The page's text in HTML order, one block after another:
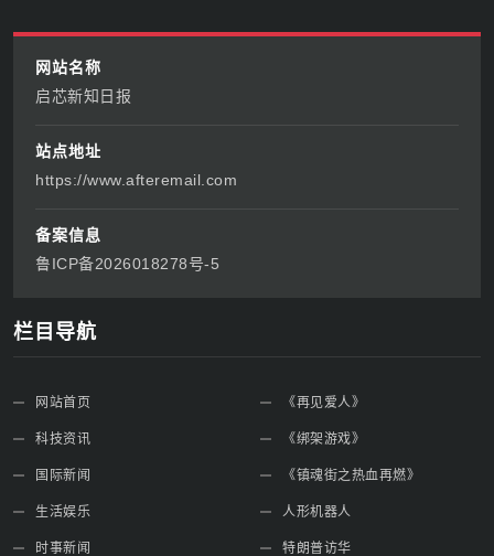
网站名称
启芯新知日报
站点地址
https://www.afteremail.com
备案信息
鲁ICP备2026018278号-5
栏目导航
网站首页
科技资讯
国际新闻
生活娱乐
时事新闻
《再见爱人》
《绑架游戏》
《镇魂街之热血再燃》
人形机器人
特朗普访华